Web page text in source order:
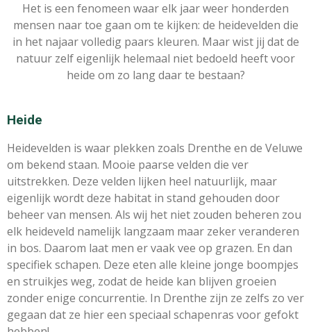
Het is een fenomeen waar elk jaar weer honderden
mensen naar toe gaan om te kijken: de heidevelden die
in het najaar volledig paars kleuren. Maar wist jij dat de
natuur zelf eigenlijk helemaal niet bedoeld heeft voor
heide om zo lang daar te bestaan?
Heide
Heidevelden is waar plekken zoals Drenthe en de Veluwe
om bekend staan. Mooie paarse velden die ver
uitstrekken. Deze velden lijken heel natuurlijk, maar
eigenlijk wordt deze habitat in stand gehouden door
beheer van mensen. Als wij het niet zouden beheren zou
elk heideveld namelijk langzaam maar zeker veranderen
in bos. Daarom laat men er vaak vee op grazen. En dan
specifiek schapen. Deze eten alle kleine jonge boompjes
en struikjes weg, zodat de heide kan blijven groeien
zonder enige concurrentie. In Drenthe zijn ze zelfs zo ver
gegaan dat ze hier een speciaal schapenras voor gefokt